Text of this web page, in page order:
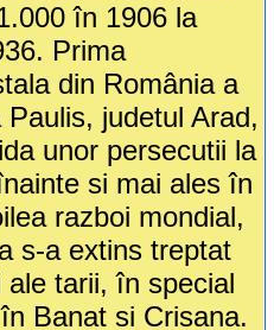
în 1906 la
Prima
din România a
judetul Arad,
unor persecutii la
si mai ales în
razboi mondial,
s-a extins treptat
tarii, în special
Banat si Crisana.